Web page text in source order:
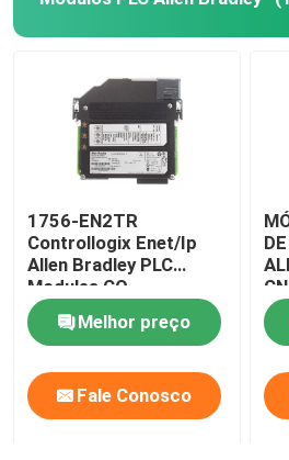
1756-EN2TR
Controllogix Enet/Ip
Allen Bradley PLC
Modules CO
Certificado
Melhor preço
Fale Conosco